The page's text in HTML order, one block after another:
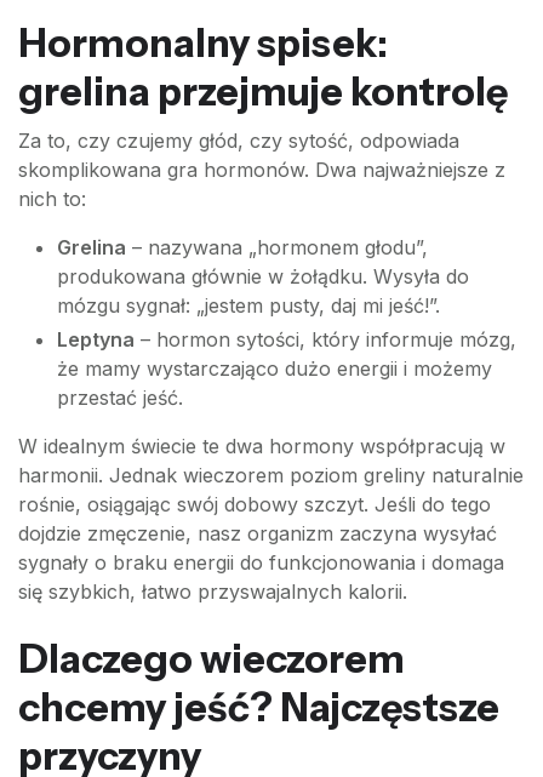
Hormonalny spisek:
grelina przejmuje kontrolę
Za to, czy czujemy głód, czy sytość, odpowiada
skomplikowana gra hormonów. Dwa najważniejsze z
nich to:
Grelina – nazywana „hormonem głodu”,
produkowana głównie w żołądku. Wysyła do
mózgu sygnał: „jestem pusty, daj mi jeść!”.
Leptyna – hormon sytości, który informuje mózg,
że mamy wystarczająco dużo energii i możemy
przestać jeść.
W idealnym świecie te dwa hormony współpracują w
harmonii. Jednak wieczorem poziom greliny naturalnie
rośnie, osiągając swój dobowy szczyt. Jeśli do tego
dojdzie zmęczenie, nasz organizm zaczyna wysyłać
sygnały o braku energii do funkcjonowania i domaga
się szybkich, łatwo przyswajalnych kalorii.
Dlaczego wieczorem
chcemy jeść? Najczęstsze
przyczyny